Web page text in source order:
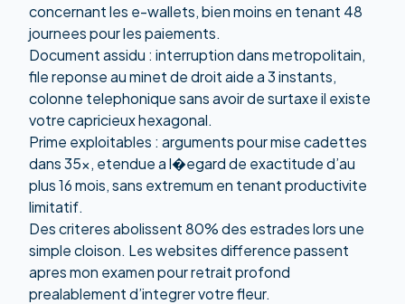
concernant les e-wallets, bien moins en tenant 48
journees pour les paiements.
Document assidu : interruption dans metropolitain,
file reponse au minet de droit aide a 3 instants,
colonne telephonique sans avoir de surtaxe il existe
votre capricieux hexagonal.
Prime exploitables : arguments pour mise cadettes
dans 35x, etendue a l�egard de exactitude d’au
plus 16 mois, sans extremum en tenant productivite
limitatif.
Des criteres abolissent 80% des estrades lors une
simple cloison. Les websites difference passent
apres mon examen pour retrait profond
prealablement d’integrer votre fleur.